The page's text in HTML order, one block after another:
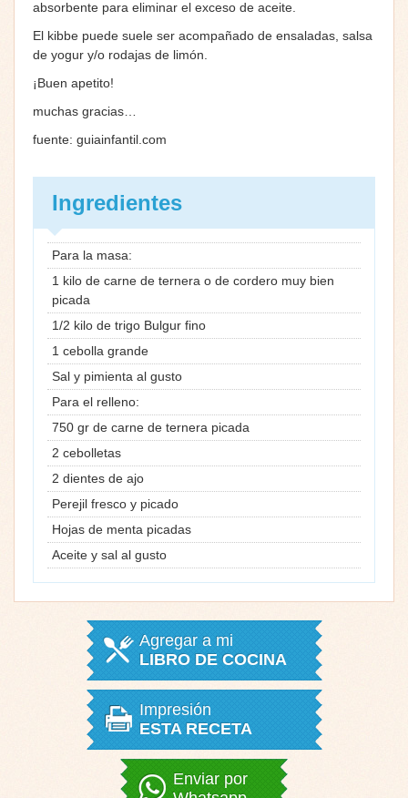
absorbente para eliminar el exceso de aceite.
El kibbe puede suele ser acompañado de ensaladas, salsa
de yogur y/o rodajas de limón.
¡Buen apetito!
muchas gracias…
fuente: guiainfantil.com
Ingredientes
Para la masa:
1 kilo de carne de ternera o de cordero muy bien
picada
1/2 kilo de trigo Bulgur fino
1 cebolla grande
Sal y pimienta al gusto
Para el relleno:
750 gr de carne de ternera picada
2 cebolletas
2 dientes de ajo
Perejil fresco y picado
Hojas de menta picadas
Aceite y sal al gusto
Agregar a mi
LIBRO DE COCINA
Impresión
ESTA RECETA
Enviar por